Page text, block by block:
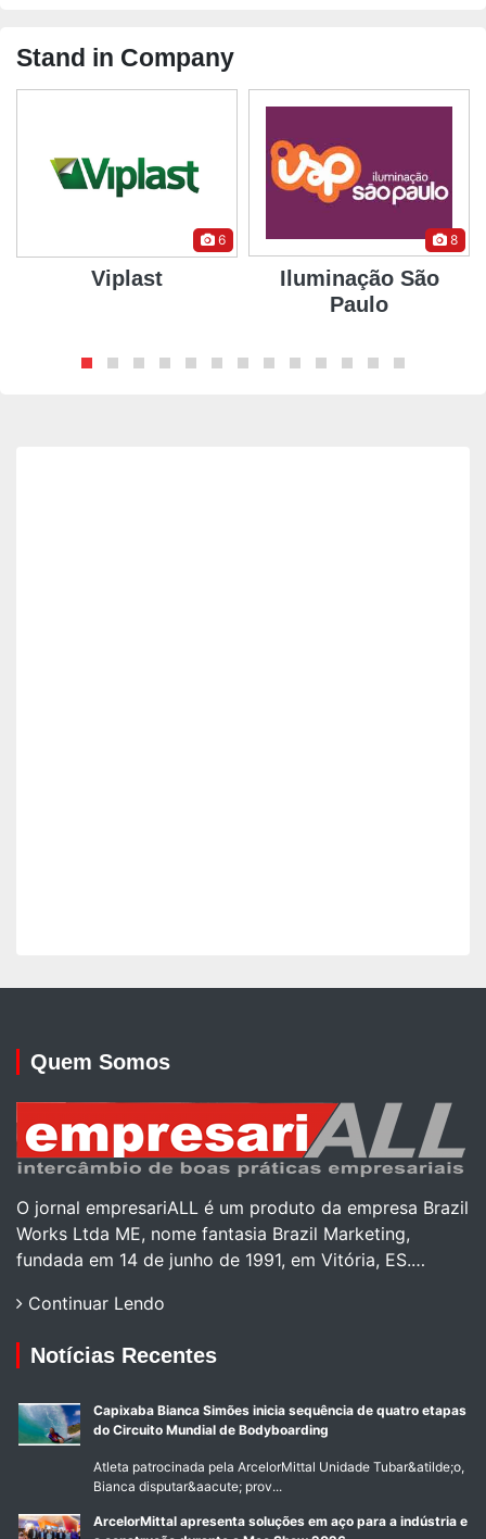
Stand in Company
6
Viplast
8
Iluminação São
Paulo
Quem Somos
O jornal empresariALL é um produto da empresa Brazil
Works Ltda ME, nome fantasia Brazil Marketing,
fundada em 14 de junho de 1991, em Vitória, ES.…
Continuar Lendo
Notícias Recentes
Capixaba Bianca Simões inicia sequência de quatro etapas
do Circuito Mundial de Bodyboarding
Atleta patrocinada pela ArcelorMittal Unidade Tubar&atilde;o,
Bianca disputar&aacute; prov...
ArcelorMittal apresenta soluções em aço para a indústria e